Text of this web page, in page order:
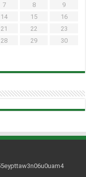
7 8
9
14 15
16
21 22
23
28 29
30